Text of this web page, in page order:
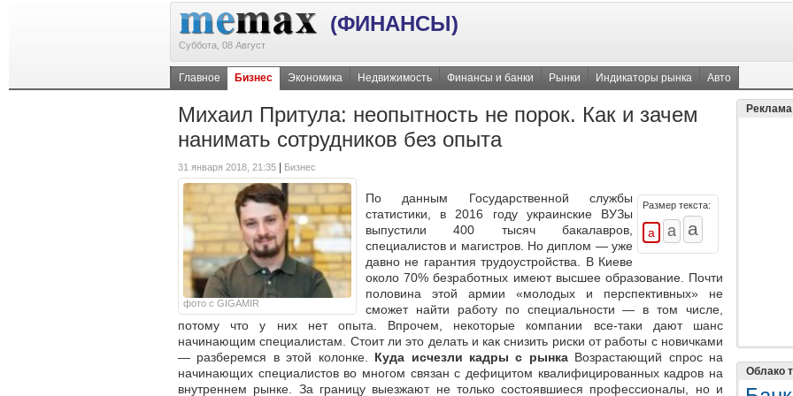
(ФИНАНСЫ)
Суббота, 08 Август
Главное Бизнес Экономика Недвижимость Финансы и банки Рынки Индикаторы рынка Авто
Михаил Притула: неопытность не порок. Как и зачем
нанимать сотрудников без опыта
31 января 2018, 21:35 Бизнес
фото с GIGAMIR
Размер текста:
По данным Государственной службы
статистики, в 2016 году украинские ВУЗы
выпустили 400 тысяч бакалавров,
специалистов и магистров. Но диплом — уже
давно не гарантия трудоустройства. В Киеве
около 70% безработных имеют высшее образование. Почти
половина этой армии «молодых и перспективных» не
сможет найти работу по специальности — в том числе,
потому что у них нет опыта. Впрочем, некоторые компании все-таки дают шанс
начинающим специалистам. Стоит ли это делать и как снизить риски от работы с новичками
— разберемся в этой колонке. Куда исчезли кадры с рынкаВозрастающий спрос на
начинающих специалистов во многом связан с дефицитом квалифицированных кадров на
внутреннем рынке. За границу выезжают не только состоявшиеся профессионалы, но и
Реклама
Облако